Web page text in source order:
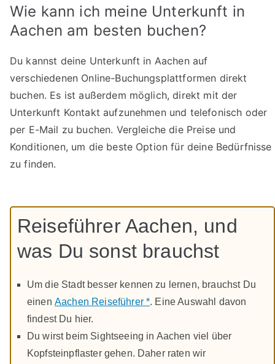
Wie kann ich meine Unterkunft in
Aachen am besten buchen?
Du kannst deine Unterkunft in Aachen auf
verschiedenen Online-Buchungsplattformen direkt
buchen. Es ist außerdem möglich, direkt mit der
Unterkunft Kontakt aufzunehmen und telefonisch oder
per E-Mail zu buchen. Vergleiche die Preise und
Konditionen, um die beste Option für deine Bedürfnisse
zu finden.
Reiseführer Aachen, und
was Du sonst brauchst
Um die Stadt besser kennen zu lernen, brauchst Du
einen Aachen Reiseführer *. Eine Auswahl davon
findest Du hier.
Du wirst beim Sightseeing in Aachen viel über
Kopfsteinpflaster gehen. Daher raten wir